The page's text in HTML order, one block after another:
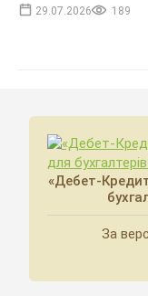
29.07.2026 189
«Дебет-
За